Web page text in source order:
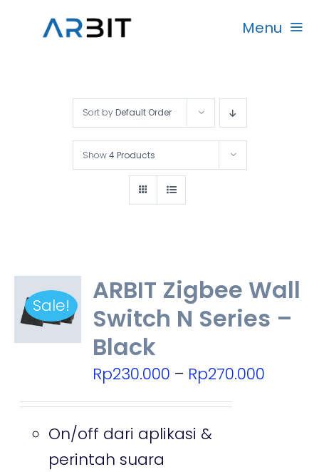
Menu
Sort byDefault Order
Show4 Products
Sale!
ARBIT Zigbee Wall
Switch N Series –
Black
Rp230.000 – Rp270.000
On/off dari aplikasi &
perintah suara